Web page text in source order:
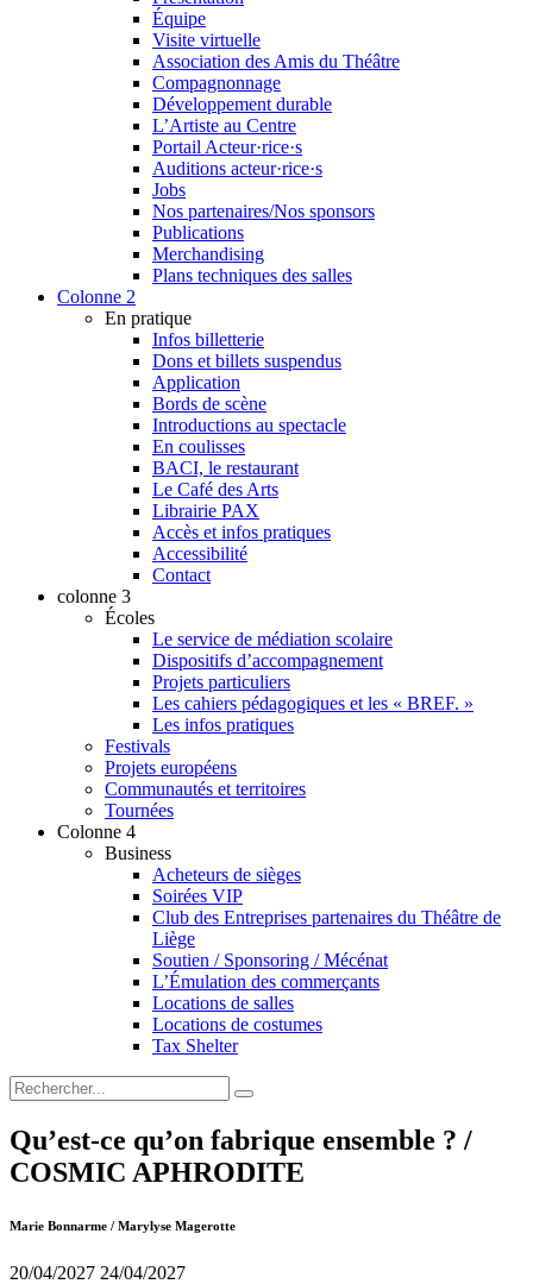
Équipe
Visite virtuelle
Association des Amis du Théâtre
Compagnonnage
Développement durable
L’Artiste au Centre
Portail Acteur·rice·s
Auditions acteur·rice·s
Jobs
Nos partenaires/Nos sponsors
Publications
Merchandising
Plans techniques des salles
Colonne 2
En pratique
Infos billetterie
Dons et billets suspendus
Application
Bords de scène
Introductions au spectacle
En coulisses
BACI, le restaurant
Le Café des Arts
Librairie PAX
Accès et infos pratiques
Accessibilité
Contact
colonne 3
Écoles
Le service de médiation scolaire
Dispositifs d’accompagnement
Projets particuliers
Les cahiers pédagogiques et les « BREF. »
Les infos pratiques
Festivals
Projets européens
Communautés et territoires
Tournées
Colonne 4
Business
Acheteurs de sièges
Soirées VIP
Club des Entreprises partenaires du Théâtre de
Liège
Soutien / Sponsoring / Mécénat
L’Émulation des commerçants
Locations de salles
Locations de costumes
Tax Shelter
Qu’est-ce qu’on fabrique ensemble ? /
COSMIC APHRODITE
Marie Bonnarme / Marylyse Magerotte
20/04/2027 24/04/2027